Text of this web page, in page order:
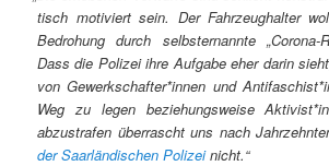
tisch motiviert sein. Der Fahrzeughal­ter
Bedro­hung durch selb­ster­nan­nte „Coro­na-
Dass die Polizei ihre Auf­gabe eher darin
von Gewerkschafter*innen und
Weg zu leg­en beziehungsweise
abzus­trafen über­rascht uns nach
der Saar­ländis­chen Polizeinicht.“